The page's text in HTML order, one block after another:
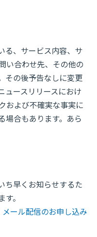
る、サービス内容、サ
い合わせ先、その他の
その後予告なしに変更
ュースリリースにおけ
および不確実な事実に
場合もあります。あら
ち早くお知らせするた
。
メール配信のお申し込み